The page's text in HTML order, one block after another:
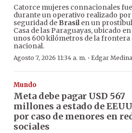
Catorce mujeres connacionales
durante un operativo realizado
seguridad de Brasilen un
Casa de las Paraguayas, ubicado
unos 600 kilómetros de la
nacional.
Agosto 7, 2026 11:34 a. m. · Edgar Medina
Mundo
Meta debe pagar USD 567
millones a estado de EEUU
por caso de menores en
sociales